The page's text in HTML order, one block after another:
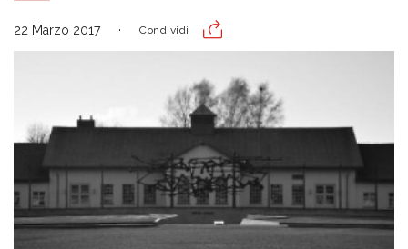
22 Marzo 2017 Condividi